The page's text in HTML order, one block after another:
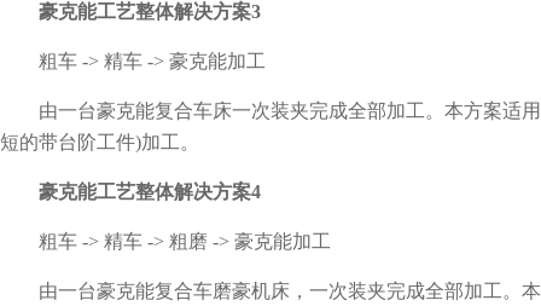
豪克能工艺整体解决方案3
粗车 -> 精车 -> 豪克能加工
由一台豪克能复合车床一次装夹完成全部加工。本方案适
短的带台阶工件)加工。
豪克能工艺整体解决方案4
粗车 -> 精车 -> 粗磨 -> 豪克能加工
由一台豪克能复合车磨豪机床，一次装夹完成全部加工。